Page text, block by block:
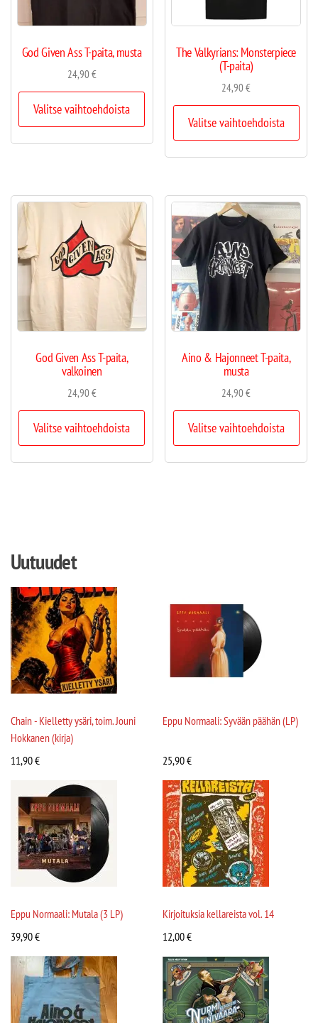
God Given Ass T-paita, musta
24,90€
Valitse vaihtoehdoista
The Valkyrians: Monsterpiece
(T-paita)
24,90€
Valitse vaihtoehdoista
God Given Ass T-paita,
valkoinen
24,90€
Valitse vaihtoehdoista
Aino & Hajonneet T-paita,
musta
24,90€
Valitse vaihtoehdoista
Uutuudet
Chain - Kielletty ysäri, toim. Jouni
Hokkanen (kirja)
11,90€
Eppu Normaali: Syvään päähän (LP)
25,90€
Eppu Normaali: Mutala (3 LP)
39,90€
Kirjoituksia kellareista vol. 14
12,00€